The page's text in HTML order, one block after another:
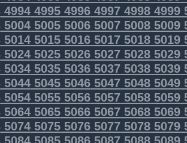
499449954996499749984999
500450055006500750085009
501450155016501750185019
502450255026502750285029
503450355036503750385039
504450455046504750485049
505450555056505750585059
506450655066506750685069
507450755076507750785079